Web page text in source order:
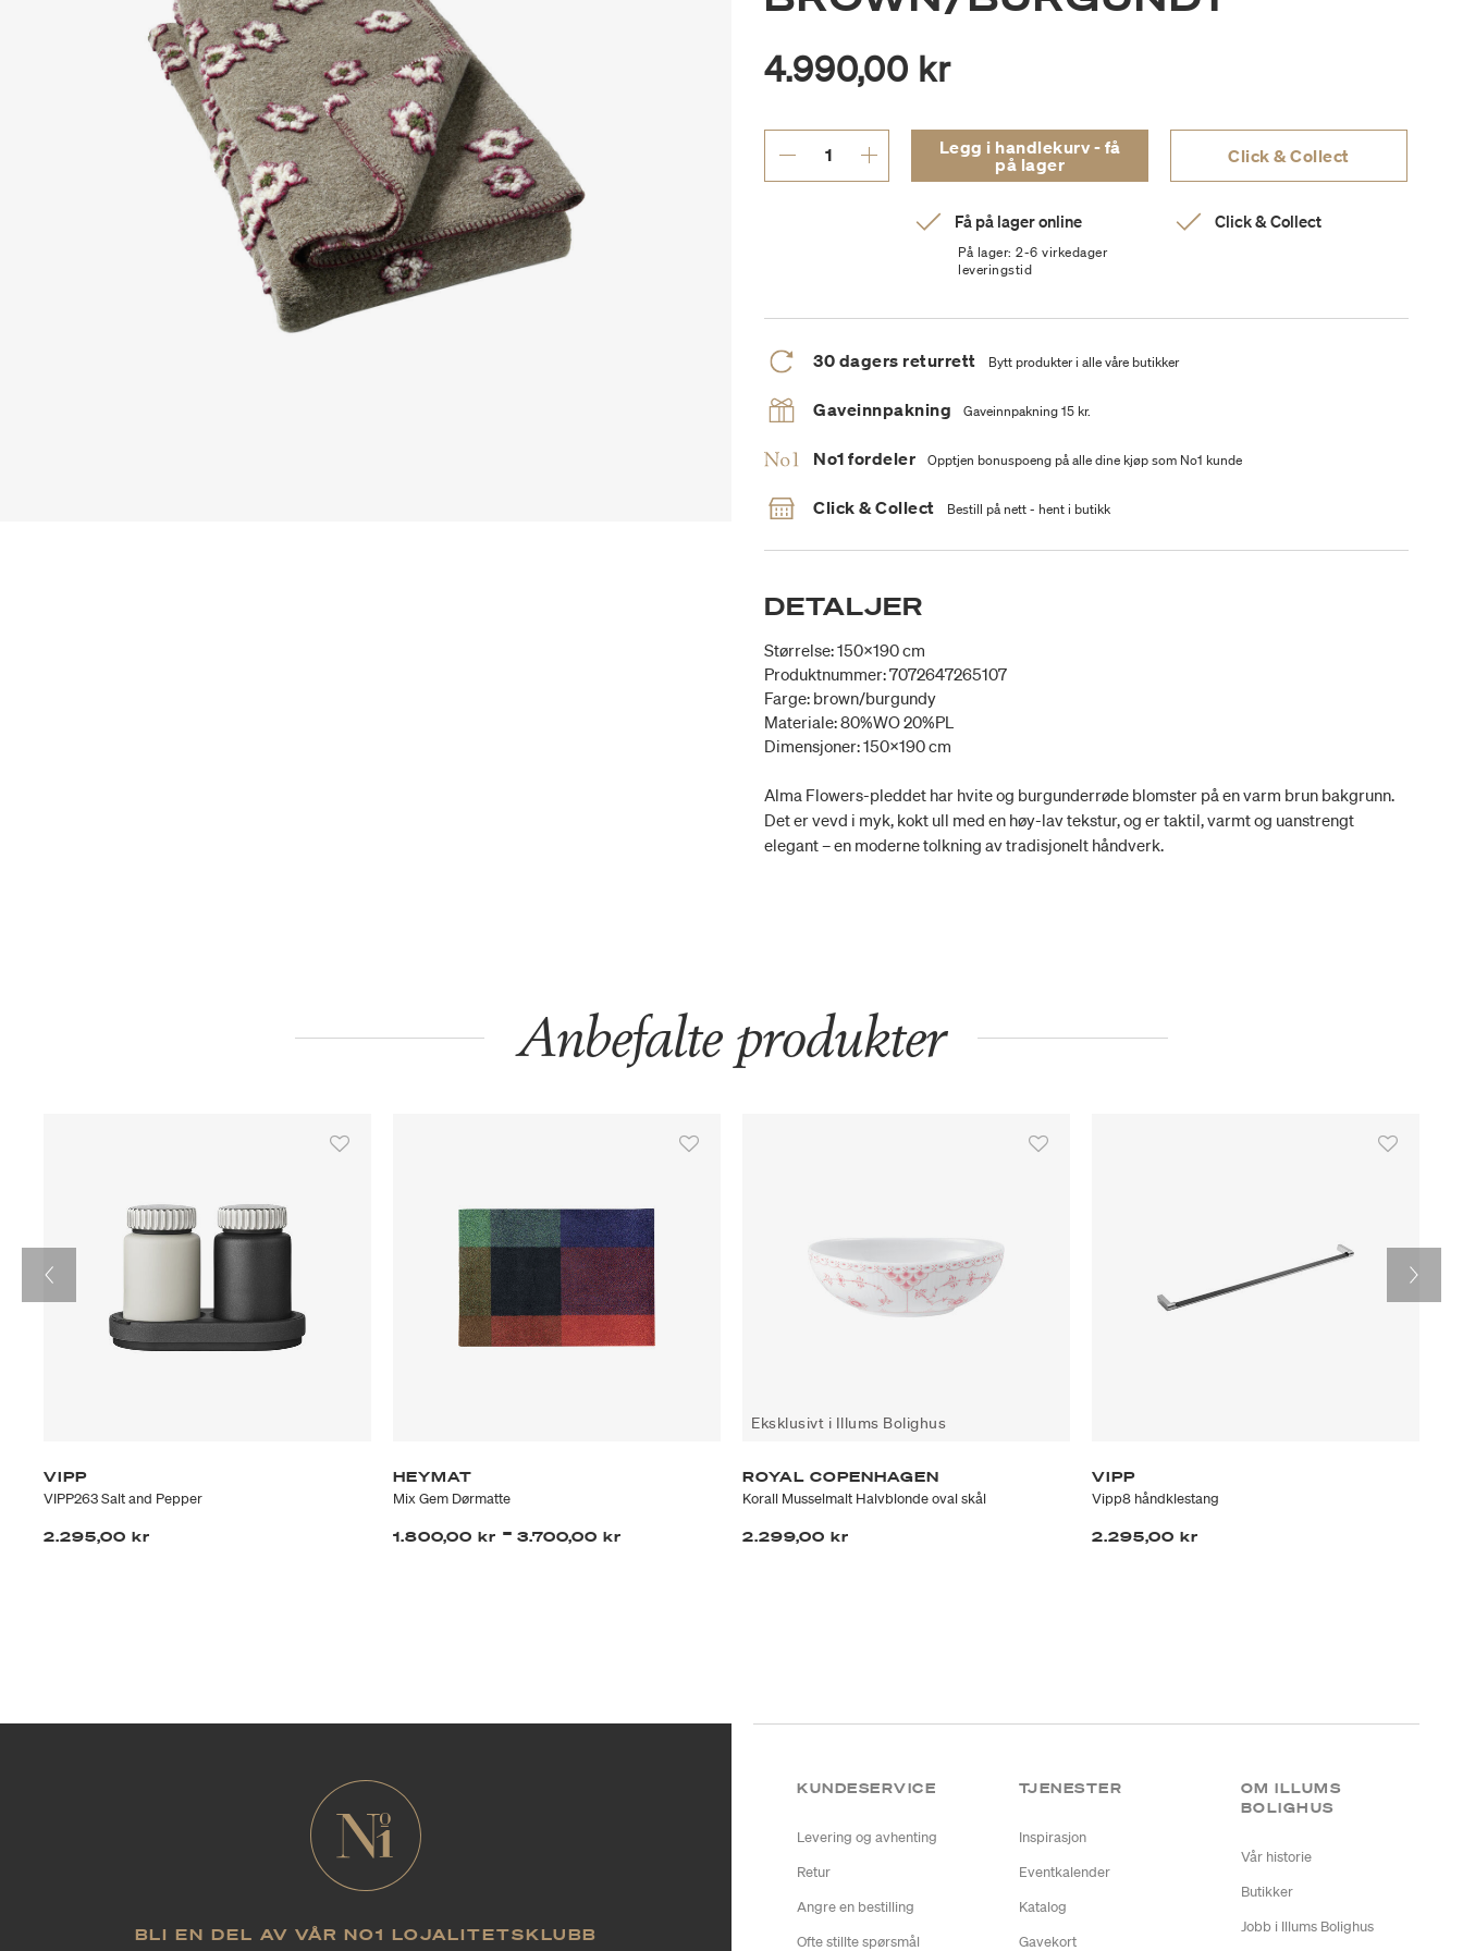
4.990,00 kr
Legg i handlekurv - få
på lager
Click & Collect
Få på lager online
På lager: 2-6 virkedager
leveringstid
Click & Collect
30 dagers returrett Bytt produkter i alle våre butikker
Gaveinnpakning Gaveinnpakning 15 kr.
No1 fordeler Opptjen bonuspoeng på alle dine kjøp som No1 kunde
Click & Collect Bestill på nett - hent i butikk
DETALJER
Størrelse: 150x190 cm
Produktnummer: 7072647265107
Farge: brown/burgundy
Materiale: 80%WO 20%PL
Dimensjoner: 150x190 cm
Alma Flowers-pleddet har hvite og burgunderrøde blomster på en varm brun bakgrunn.
Det er vevd i myk, kokt ull med en høy-lav tekstur, og er taktil, varmt og uanstrengt
elegant – en moderne tolkning av tradisjonelt håndverk.
Anbefalte produkter
VIPP
VIPP263 Salt and Pepper
2.295,00 kr
HEYMAT
Mix Gem Dørmatte
1.800,00 kr - 3.700,00 kr
Eksklusivt i Illums Bolighus
ROYAL COPENHAGEN
Korall Musselmalt Halvblonde oval skål
2.299,00 kr
VIPP
Vipp8 håndklestang
2.295,00 kr
BLI EN DEL AV VÅR NO1 LOJALITETSKLUBB
KUNDESERVICE
Levering og avhenting
Retur
Angre en bestilling
Ofte stillte spørsmål
TJENESTER
Inspirasjon
Eventkalender
Katalog
Gavekort
OM ILLUMS
BOLIGHUS
Vår historie
Butikker
Jobb i Illums Bolighus